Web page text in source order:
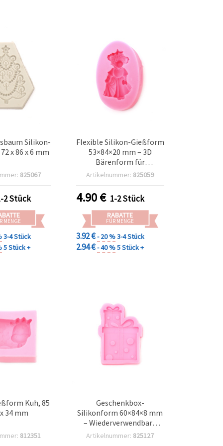
Silikon-
x 86 x 6 mm
825067
2 Stück
MENGE
3-4 Stück
5 Stück +
Flexible Silikon-Gießform
53×84×20 mm – 3D
Bärenform für
Epoxid-/UV-Harz (Resin),
Ton, DIY-Basteln
Artikelnummer: 825059
4.90€ 1-2 Stück
RABATTE
FÜR MENGE
3.92 €- 20 %3-4 Stück
2.94 €- 40 %5 Stück +
Kuh, 85
34 mm
812351
Geschenkbox-
Silikonform 60×84×8 mm
– Wiederverwendbare
Gießform für
Artikelnummer: 825127